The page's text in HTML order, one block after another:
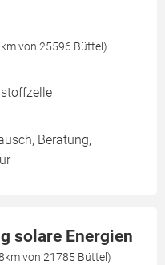
von 25596 Büttel)
Beratung,
solare Energien
von 21785 Büttel)